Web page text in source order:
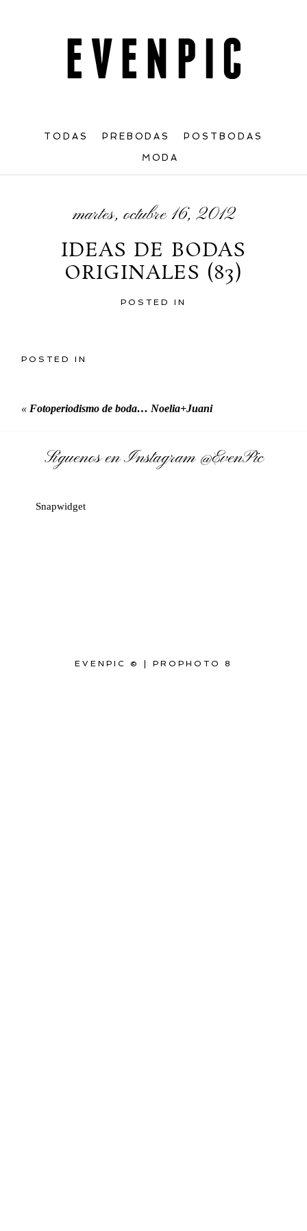
TODAS PREBODAS POSTBODAS
MODA
martes, octubre 16, 2012
IDEAS DE BODAS
ORIGINALES (83)
POSTED IN
POSTED IN
« Fotoperiodismo de boda… Noelia+Juani
Síguenos en Instagram@EvenPic
Snapwidget
EVENPIC © PROPHOTO 8